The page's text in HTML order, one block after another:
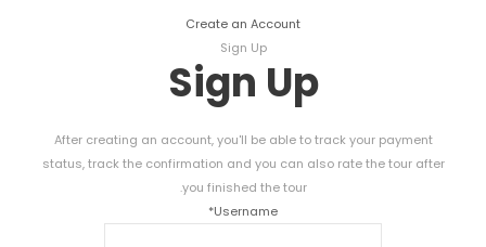
Create an Account
Sign Up
Sign Up
After creating an account,you'll be able to track your payment
status,track the confirmation and you can also rate the tour after
you finished the tour
.
Username
*